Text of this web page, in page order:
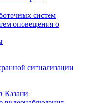
систем
оповещения о
сигнализации
Казани